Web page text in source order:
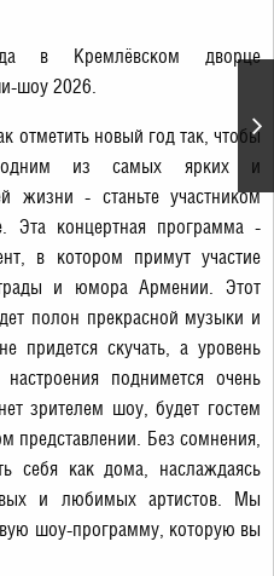
в Кремлёвском дворце
шоу 2026.
отметить новый год так, чтобы
одним из самых ярких и
жизни - станьте участником
Эта концертная программа -
в котором примут участие
и юмора Армении. Этот
полон прекрасной музыки и
скучать, а уровень
поднимется очень
зрителем шоу, будет гостем
представлении. Без сомнения,
себя как дома, наслаждаясь
и любимых артистов. Мы
шоу-программу, которую вы